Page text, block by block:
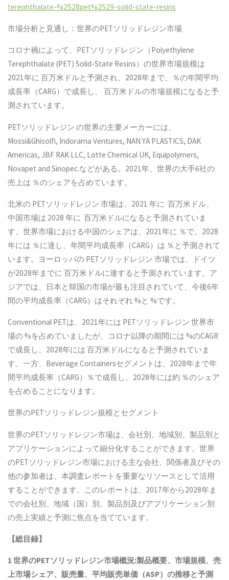
terephthalate-%2528pet%2529-solid-state-resins
市場分析と見通し：世界のPETソリッドレジン市場
コロナ禍によって、PETソリッドレジン（Polyethylene
Terephthalate (PET) Solid-State Resins）の世界市場規模は
2021年に 百万米ドルと予測され、2028年まで、％の年間平均
成長率（CARG）で成長し、 百万米ドルの市場規模になると予
測されています。
PETソリッドレジン の世界の主要メーカーには、
Mossi&Ghisolfi, Indorama Ventures, NAN YA PLASTICS, DAK
Americas, JBF RAK LLC, Lotte Chemical UK, Equipolymers,
Novapet and Sinopec.などがある。2021年、世界の大手6社の
売上は ％のシェアを占めています。
北米の PETソリッドレジン 市場は、2021 年に 百万米ドル、
中国市場は 2028 年に 百万米ドルになると予測されていま
す。世界市場における中国のシェアは、2021年に ％で、2028
年には ％に達し、年間平均成長率（CARG）は ％と予測されて
います。ヨーロッパの PETソリッドレジン 市場では、ドイツ
が2028年までに 百万米ドルに達すると予測されています。ア
ジアでは、日本と韓国の市場が最も注目されていて、今後6年
間の平均成長率（CARG）はそれぞれ %と %です。
Conventional PETは、2021年には PETソリッドレジン 世界市
場の %を占めていましたが、コロナ以降の期間には %のCAGR
で成長し、2028年には 百万米ドルになると予測されていま
す。一方、Beverage Containersセグメントは、2028年まで年
間平均成長率（CARG）％で成長し、2028年には約 ％のシェア
を占めることになります。
世界のPETソリッドレジン規模とセグメント
世界のPETソリッドレジン市場は、会社別、地域別、製品別と
アプリケーションによって細分化することができます。世界
のPETソリッドレジン市場における主な会社、関係者及びその
他の参加者は、本調査レポートを重要なリソースとして活用
することができます。このレポートは、2017年から2028年ま
での会社別、地域（国）別、製品別及びアプリケーション別
の売上実績と予測に焦点を当てています。
【総目録】
1世界のPETソリッドレジン市場概況:製品概要、市場規模、売
上市場シェア、販売量、平均販売単価（ASP）の推移と予測